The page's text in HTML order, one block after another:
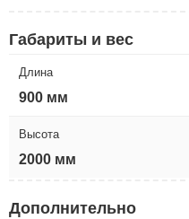
Габариты и вес
Длина
900 мм
Высота
2000 мм
Дополнительно